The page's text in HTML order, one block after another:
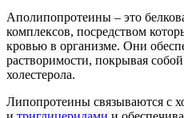
Аполипопротеины – это
комплексов, посредством
кровью в организме. Они
растворимости, покрывая
холестерола.
Липопротеины связываются с